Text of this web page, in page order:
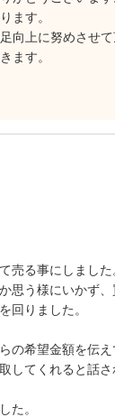
ます。
向上に努めさせて
ます。
売る事にしました
思う様にいかず
回りました。
の希望金額を伝
してくれると話
た。